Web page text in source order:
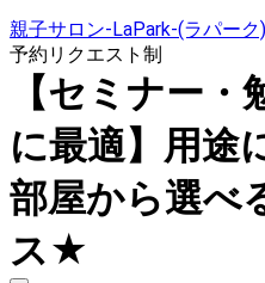
親子サロン-LaPark-(ラパー
予約リクエスト制
【セミナー
に最適】用途
部屋から選べ
ス★